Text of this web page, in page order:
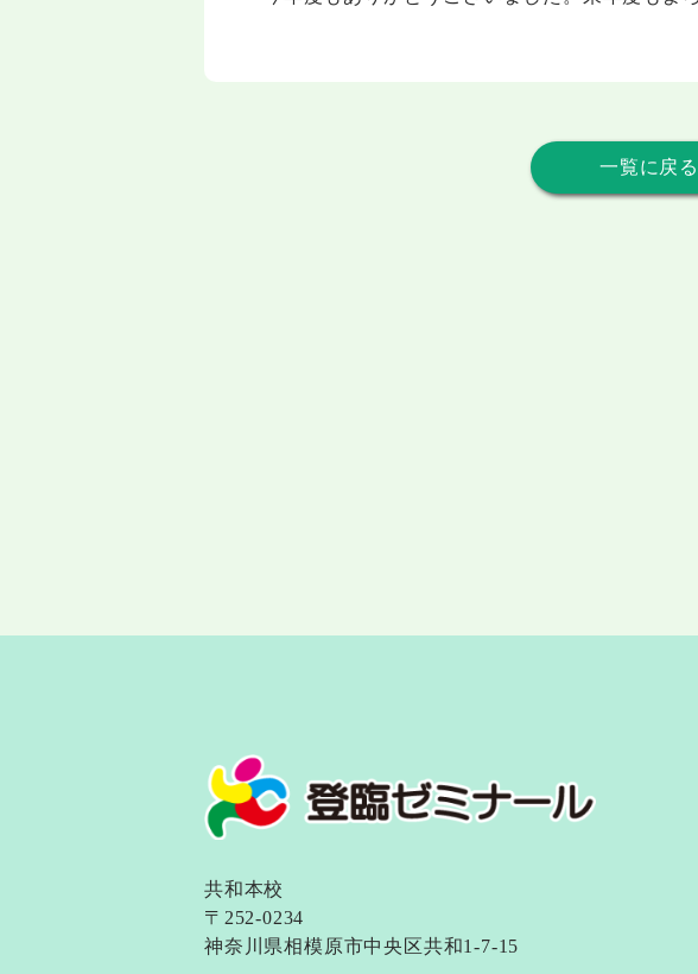
一覧に戻る
共和本校
〒252-0234
神奈川県相模原市中央区共和1-7-15